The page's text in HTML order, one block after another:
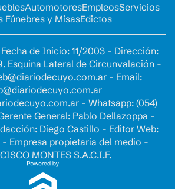
AutomotoresEmpleosServicios
Fúnebres y MisasEdictos
de Inicio: 11/2003 - Dirección:
Esquina Lateral de Circunvalación -
- Email:
- Whatsapp: (054)
General: Pablo Dellazoppa -
Diego Castillo - Editor Web:
Empresa propietaria del medio -
MONTES S.A.C.I.F.